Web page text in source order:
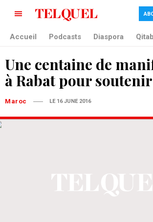
Accueil Podcasts Diaspora Qitab
Une centaine de
à Rabat pour
Maroc LE 16 JUNE 2016